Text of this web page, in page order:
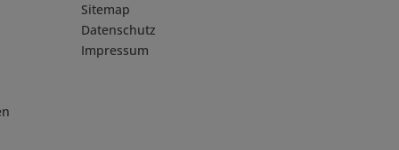
Sitemap
Datenschutz
Impressum